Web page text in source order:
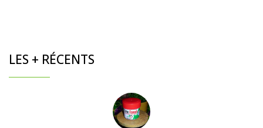
LES + RÉCENTS